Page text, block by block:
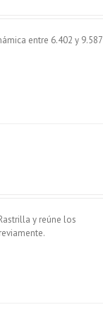
entre 6.402 y 9.587
y reúne los